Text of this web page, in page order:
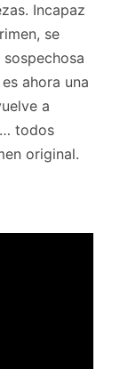
Incapaz
se
ahora una
a
todos
original.